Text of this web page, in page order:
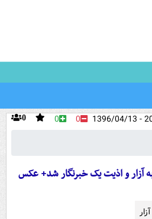
0 0 0
آزار و اذیت یک خبرنگار شد+ عکس